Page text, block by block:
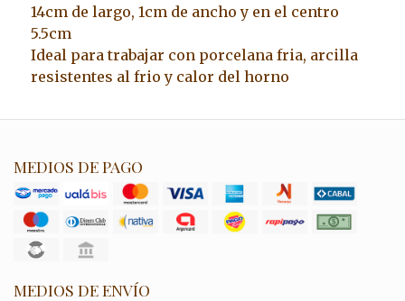
14cm de largo, 1cm de ancho y en el centro
5.5cm
Ideal para trabajar con porcelana fria, arcilla
resistentes al frio y calor del horno
MEDIOS DE PAGO
MEDIOS DE ENVÍO